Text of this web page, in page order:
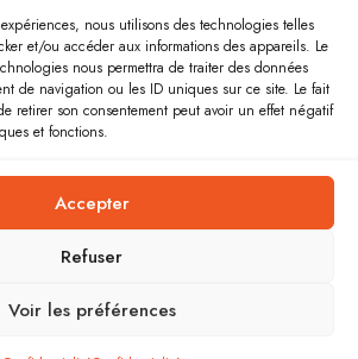
nous utilisons des technologies telles
et/ou accéder aux informations des appareils. Le
nous permettra de traiter des données
de navigation ou les ID uniques sur ce site. Le fait
retirer son consentement peut avoir un effet négatif
et fonctions.
Accepter
Refuser
Voir les préférences
PIERRE MASTALSKI
06 24 33 30 71
LIENS UTILES
Contact